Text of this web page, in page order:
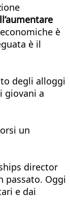
è
è il
degli alloggi
giovani a
un
director
passato. Oggi
e dai